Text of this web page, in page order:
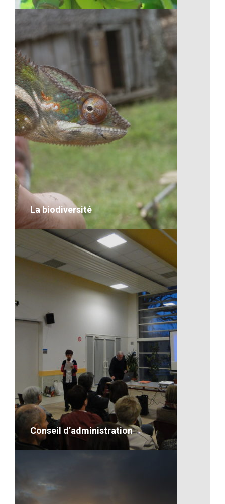
VOIR LE DÉTAIL
La biodiversité
La biodiversité
VOIR LE DÉTAIL
Conseil d’administration